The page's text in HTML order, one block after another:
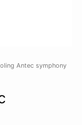
Antec symphony